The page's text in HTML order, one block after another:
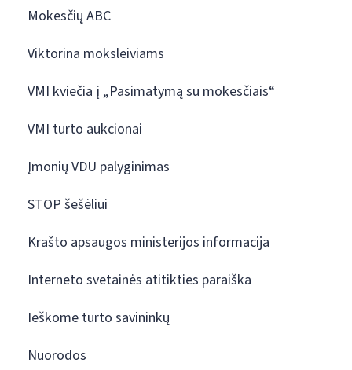
Mokesčių ABC
Viktorina moksleiviams
VMI kviečia į „Pasimatymą su mokesčiais“
VMI turto aukcionai
Įmonių VDU palyginimas
STOP šešėliui
Krašto apsaugos ministerijos informacija
Interneto svetainės atitikties paraiška
Ieškome turto savininkų
Nuorodos